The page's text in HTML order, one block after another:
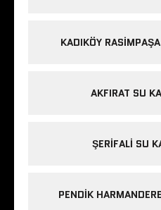
KADIKÖY
AKFIRAT SU
ŞERIFALI SU
PENDIK